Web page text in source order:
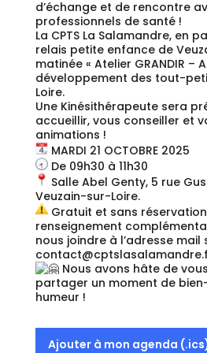
d’échange et de rencontre
professionnels de santé !
La CPTS La Salamandre, en
relais petite enfance de
matinée « Atelier GRANDIR –
développement des tout-
Loire.
Une Kinésithérapeute sera
accueillir, vous conseiller et
animations !
MARDI 21 OCTOBRE 2025
De 09h30 à 11h30
Salle Abel Genty, 5 rue
Veuzain-sur-Loire.
Gratuit et sans
renseignement
nous joindre à l’adresse mail
Nous avons hâte de
partager un moment de
humeur !
Ajouter à mon agenda